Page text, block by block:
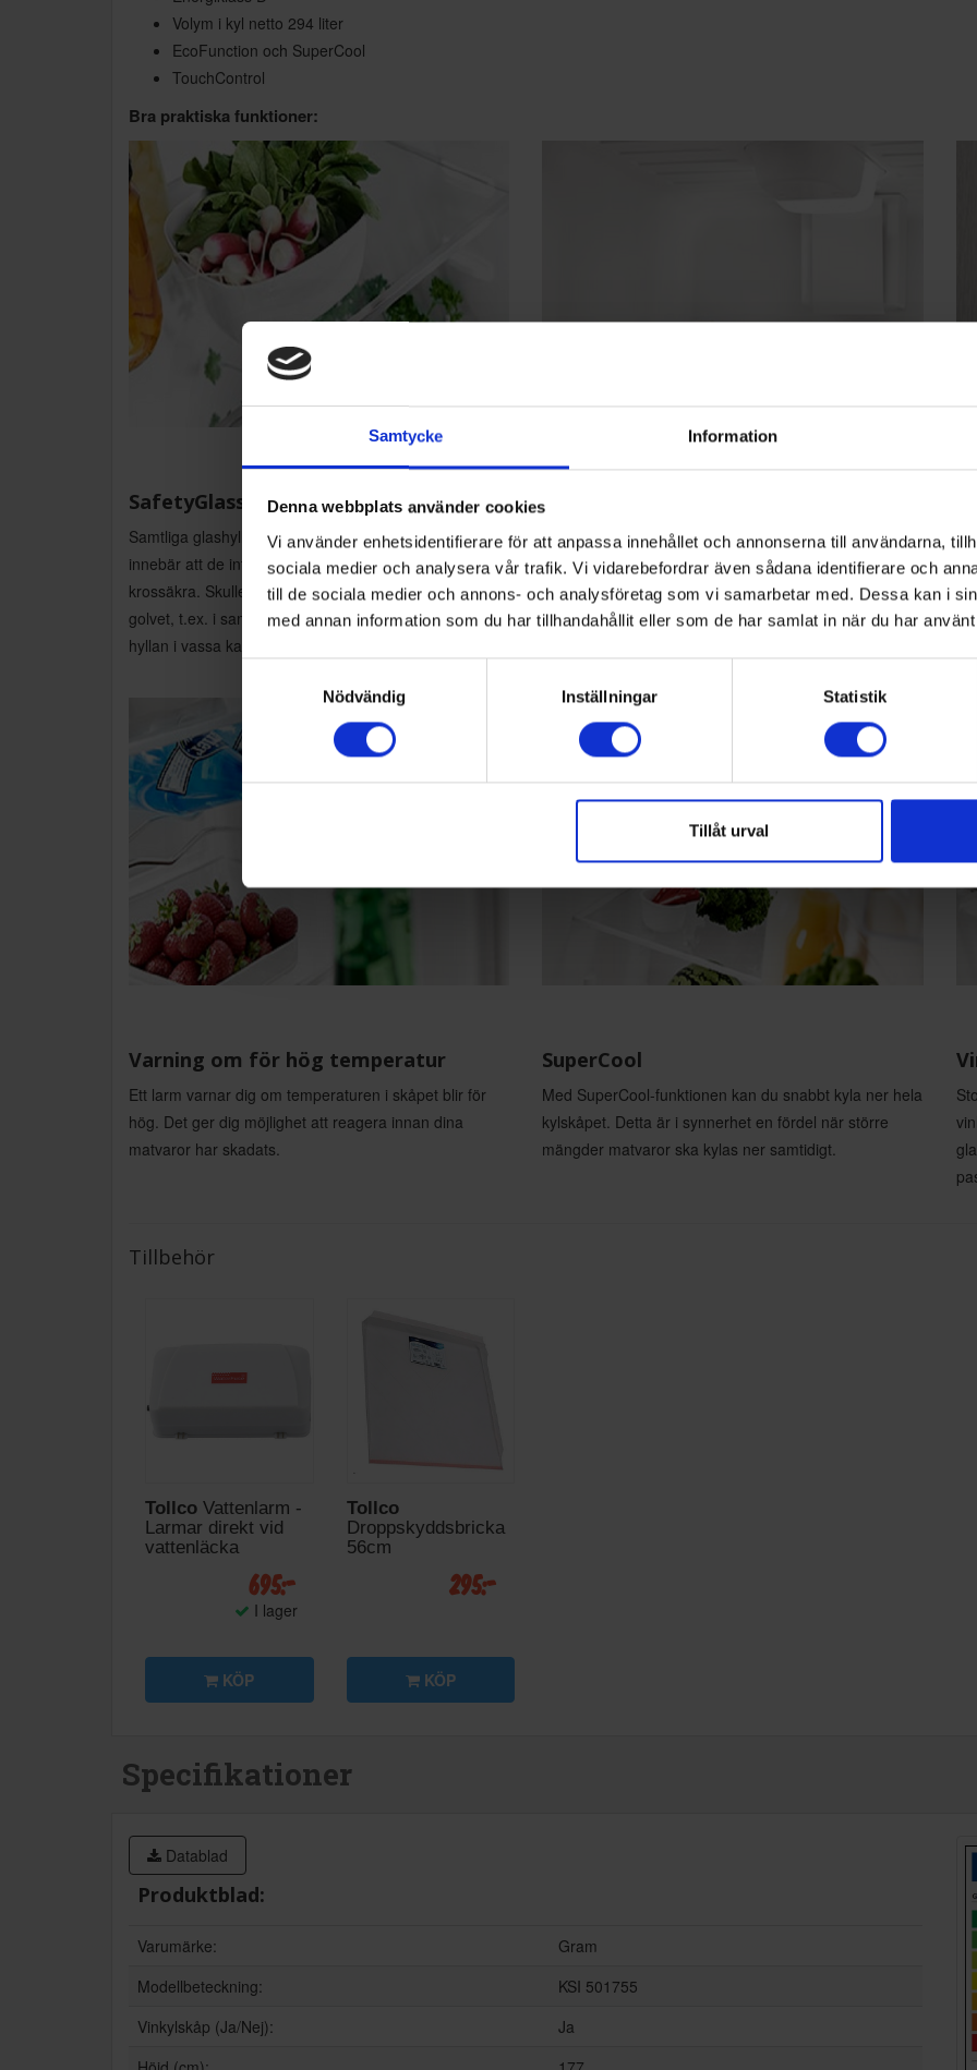
Samtycke Information
Denna webbplats använder cookies
Vi använder enhetsidentifierare för att anpassa innehållet och annonserna till användarna,
sociala medier och analysera vår trafik. Vi vidarebefordrar även sådana identifierare och
till de sociala medier och annons- och analysföretag som vi samarbetar med. Dessa kan i
med annan information som du har tillhandahållit eller som de har samlat in när du har
Nödvändig
Inställningar Statistik
Tillåt urval
Volym i kyl netto 294 liter
EcoFunction och SuperCool
TouchControl
Bra praktiska funktioner:
SafetyGlass
Samtliga glashyllor är tillverkade i SafetyGlass. Det
innebär att de inte bara är mycket hållbara utan också
krossäkra. Skulle du ha otur och tappa en glashylla på
golvet, t.ex. i samband med rengöring, så splittras inte
hyllan i vassa kanter.
Airsystem
Med AirSystem blåses den kalla luften runt i skåpet.
Det säkrar en jämn temperatur på alla hyllor så att du
slipper tänka på var i skåpet du ska placera
matvarorna.
är
Varning om för hög temperatur
Ett larm varnar dig om temperaturen i skåpet blir för
hög. Det ger dig möjlighet att reagera innan dina
matvaror har skadats.
SuperCool
Med SuperCool-funktionen kan du snabbt kyla ner hela
kylskåpet. Detta är i synnerhet en fördel när större
mängder matvaror ska kylas ner samtidigt.
Tillbehör
Tollco Vattenlarm -
Larmar direkt vid
vattenläcka
695:-
I lager
KÖP
Tollco
Droppskyddsbricka
56cm
295:-
KÖP
Specifikationer
Datablad
Produktblad:
Varumärke:
Gram
Modellbeteckning:
KSI 501755
Vinkylskåp (Ja/Nej):
Ja